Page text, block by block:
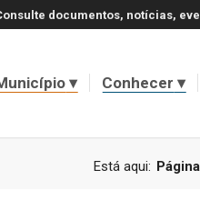
documentos, notícias,
Conhecer
Está aqui: